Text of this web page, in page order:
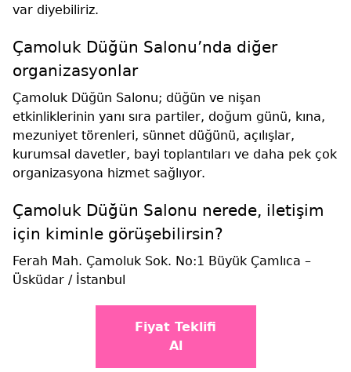
var diyebiliriz.
Çamoluk Düğün Salonu’nda diğer
organizasyonlar
Çamoluk Düğün Salonu; düğün ve nişan
etkinliklerinin yanı sıra partiler, doğum günü, kına,
mezuniyet törenleri, sünnet düğünü, açılışlar,
kurumsal davetler, bayi toplantıları ve daha pek çok
organizasyona hizmet sağlıyor.
Çamoluk Düğün Salonu nerede, iletişim
için kiminle görüşebilirsin?
Ferah Mah. Çamoluk Sok. No:1 Büyük Çamlıca –
Üsküdar / İstanbul
Fiyat Teklifi
Al